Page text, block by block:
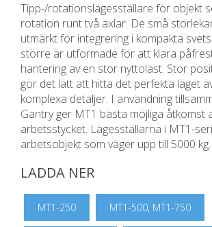
Tipp-/rotationslägesställare för objekt
rotation runt två axlar. De små
utmärkt för integrering i kompakta
större är utformade för att klara
hantering av en stor nyttolast. Stor
gör det lätt att hitta det perfekta läget
komplexa detaljer. I användning
Gantry ger MT1 bästa möjliga åtkomst
arbetsstycket. Lägesställarna i MT1-
arbetsobjekt som väger upp till 5000 kg.
LADDA NER
MT1-250 MT1-500, MT1-750